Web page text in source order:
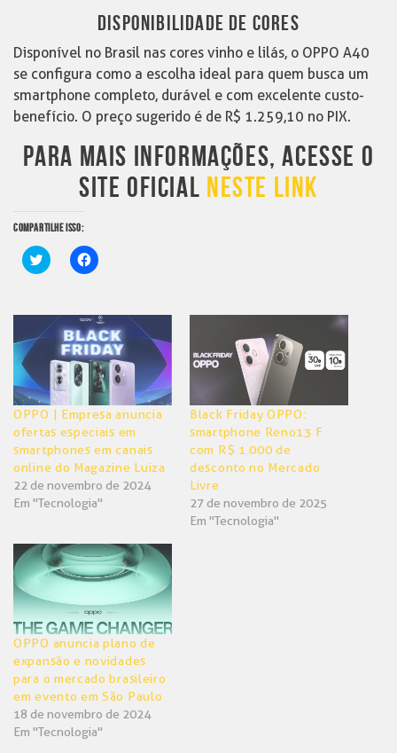
DISPONIBILIDADE DE CORES
Disponível no Brasil nas cores vinho e lilás, o OPPO A40
se configura como a escolha ideal para quem busca um
smartphone completo, durável e com excelente custo-
benefício. O preço sugerido é de R$ 1.259,10 no PIX.
PARA MAIS INFORMAÇÕES, ACESSE O
SITE OFICIAL NESTE LINK
COMPARTILHE ISSO:
Clique
para
em
nova
janela)
Clique
para
em
nova
janela)
OPPO | Empresa anuncia
ofertas especiais em
smartphones em canais
online do Magazine Luiza
22 de novembro de 2024
Em "Tecnologia"
Black Friday OPPO:
smartphone Reno13 F
com R$ 1.000 de
desconto no Mercado
Livre
27 de novembro de 2025
Em "Tecnologia"
OPPO anuncia plano de
expansão e novidades
para o mercado brasileiro
em evento em São Paulo
18 de novembro de 2024
Em "Tecnologia"